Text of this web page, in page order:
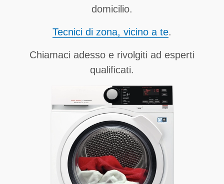
domicilio.
Tecnici di zona, vicino a te.
Chiamaci adesso e rivolgiti ad esperti
qualificati.